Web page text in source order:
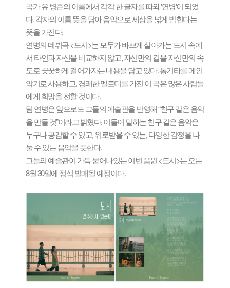
곡가 유 병준의 이름에서 각각 한 글자를 따와 '연병'이 되었
다. 각자의 이름 뜻을 담아 음악으로 세상을 넓게 밝힌다는
뜻을 가진다.
연병의 데뷔곡 <도시>는 모두가 바쁘게 살아가는 도시 속에
서 타인과 자신을 비교하지 않고, 자신만의 길을 자신만의 속
도로 꿋꿋하게 걸어가자는 내용을 담고 있다. 통기타를 메인
악기로 사용하고, 경쾌한 멜로디를 가진 이 곡은 많은 사람들
에게 희망을 전할 것이다.
팀 연병은 앞으로도 그들의 예술관을 반영해 “친구 같은 음악
을 만들 것”이라고 밝혔다. 이들이 말하는 친구 같은 음악은
누구나 공감할 수 있고, 위로받을 수 있는, 다양한 감정을 나
눌 수 있는 음악을 뜻한다.
그들의 예술관이 가득 묻어나있는 이번 음원 <도시>는 오는
8월 30일에 정식 발매될 예정이다.